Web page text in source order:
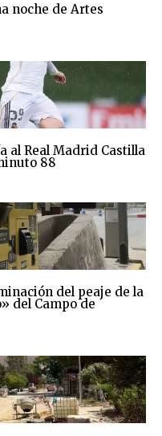
noche de Artes
al Real Madrid Castilla
88
del peaje de la
del Campo de